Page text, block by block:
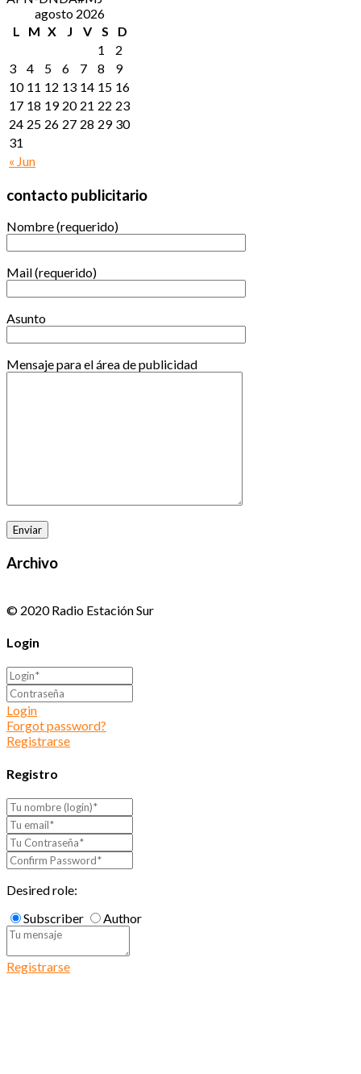
agosto 2026
L
M X J V S D
« Jun
1
2
3
4 5 6 7 8
9
10 11 12 13 14 15 16
17 18 19 20 21 22 23
24 25 26 27 28 29 30
31
contacto publicitario
Nombre (requerido)
Mail (requerido)
Asunto
Mensaje para el área de publicidad
Archivo
© 2020 Radio Estación Sur
Login
Login
Forgot password?
Registrarse
Registro
Desired role:
Subscriber
Author
Registrarse